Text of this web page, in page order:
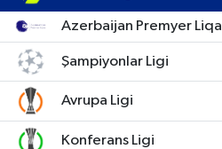
Azerbaijan Premyer Liqa
Şampiyonlar Ligi
Avrupa Ligi
Konferans Ligi